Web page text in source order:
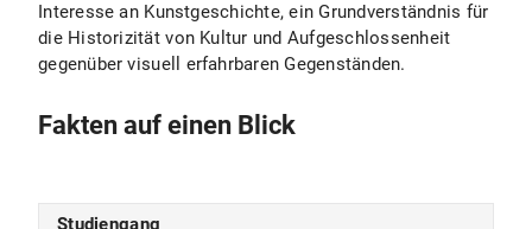
Interesse an Kunstgeschichte, ein Grundverständnis für
die Historizität von Kultur und Aufgeschlossenheit
gegenüber visuell erfahrbaren Gegenständen.
Fakten auf einen Blick
Studiengang